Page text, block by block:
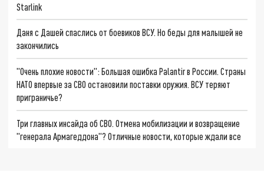
Starlink
Даня с Дашей спаслись от боевиков ВСУ. Но беды для малышей не
закончились
"Очень плохие новости": Большая ошибка Palantir в России. Страны
НАТО впервые за СВО остановили поставки оружия. ВСУ теряют
приграничье?
Три главных инсайда об СВО. Отмена мобилизации и возвращение
"генерала Армагеддона"? Отличные новости, которые ждали все